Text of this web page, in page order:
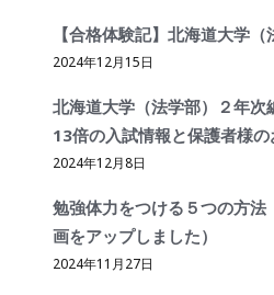
【合格体験記】北海道大学
2024年12月15日
北海道大学（法学部）２年次
13倍の入試情報と保護者様の
2024年12月8日
勉強体力をつける５つの方
画をアップしました）
2024年11月27日